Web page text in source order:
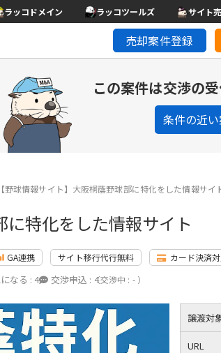
ラッコドメイン ラッコツールズ サイト
売却案件登録
この案件は交渉の
条件の近
【野球情報サイト】大阪桐蔭野球部に特化をした情報サイ
に特化をした情報サイト
GA連携 サイト移行代行無料 カード決済
なる : 4 交渉申込 : 4
（交渉中 : - ）
譲渡対
URL